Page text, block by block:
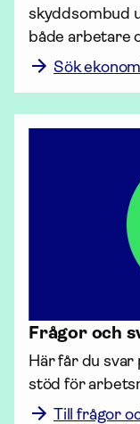
skydds­ombud
Sök
Frågor och
Här får du svar
stöd för
Till frågor